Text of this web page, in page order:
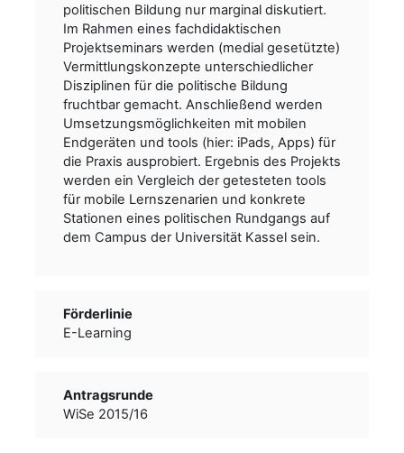
politischen Bildung nur marginal diskutiert.
Im Rahmen eines fachdidaktischen
Projektseminars werden (medial gesetützte)
Vermittlungskonzepte unterschiedlicher
Disziplinen für die politische Bildung
fruchtbar gemacht. Anschließend werden
Umsetzungsmöglichkeiten mit mobilen
Endgeräten und tools (hier: iPads, Apps) für
die Praxis ausprobiert. Ergebnis des Projekts
werden ein Vergleich der getesteten tools
für mobile Lernszenarien und konkrete
Stationen eines politischen Rundgangs auf
dem Campus der Universität Kassel sein.
Förderlinie
E-Learning
Antragsrunde
WiSe 2015/16